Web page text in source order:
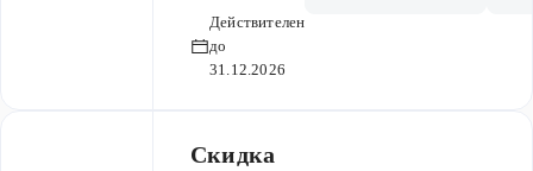
заболеван
ий
заболеваний
Действителен
до
31.12.2026
Скидка